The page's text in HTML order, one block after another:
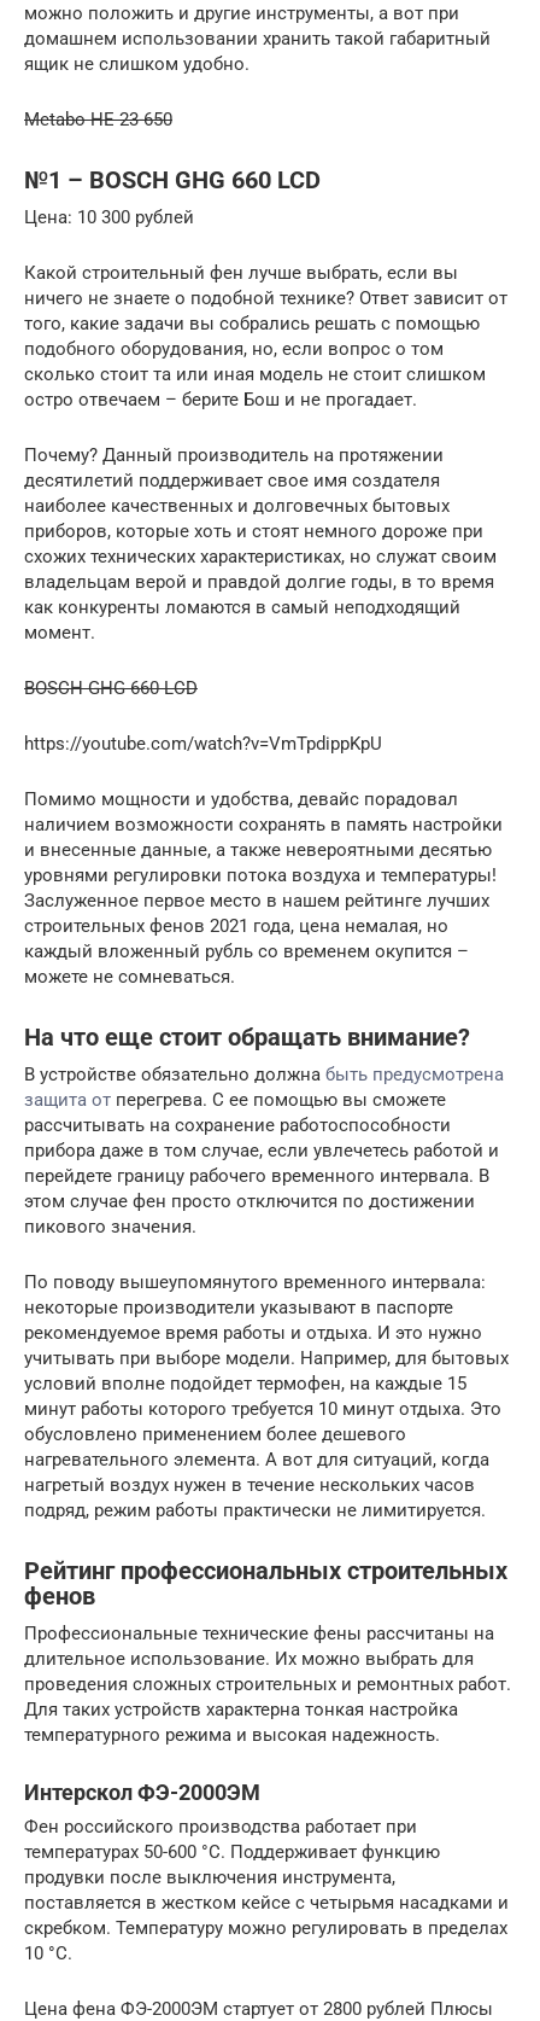
можно положить и другие инструменты, а вот при
домашнем использовании хранить такой габаритный
ящик не слишком удобно.
Metabo HE 23-650
№1 – BOSCH GHG 660 LCD
Цена: 10 300 рублей
Какой строительный фен лучше выбрать, если вы
ничего не знаете о подобной технике? Ответ зависит от
того, какие задачи вы собрались решать с помощью
подобного оборудования, но, если вопрос о том
сколько стоит та или иная модель не стоит слишком
остро отвечаем – берите Бош и не прогадает.
Почему? Данный производитель на протяжении
десятилетий поддерживает свое имя создателя
наиболее качественных и долговечных бытовых
приборов, которые хоть и стоят немного дороже при
схожих технических характеристиках, но служат своим
владельцам верой и правдой долгие годы, в то время
как конкуренты ломаются в самый неподходящий
момент.
BOSCH GHG 660 LCD
https://youtube.com/watch?v=VmTpdippKpU
Помимо мощности и удобства, девайс порадовал
наличием возможности сохранять в память настройки
и внесенные данные, а также невероятными десятью
уровнями регулировки потока воздуха и температуры!
Заслуженное первое место в нашем рейтинге лучших
строительных фенов 2021 года, цена немалая, но
каждый вложенный рубль со временем окупится –
можете не сомневаться.
На что еще стоит обращать внимание?
В устройстве обязательно должна быть предусмотрена
защита от перегрева. С ее помощью вы сможете
рассчитывать на сохранение работоспособности
прибора даже в том случае, если увлечетесь работой и
перейдете границу рабочего временного интервала. В
этом случае фен просто отключится по достижении
пикового значения.
По поводу вышеупомянутого временного интервала:
некоторые производители указывают в паспорте
рекомендуемое время работы и отдыха. И это нужно
учитывать при выборе модели. Например, для бытовых
условий вполне подойдет термофен, на каждые 15
минут работы которого требуется 10 минут отдыха. Это
обусловлено применением более дешевого
нагревательного элемента. А вот для ситуаций, когда
нагретый воздух нужен в течение нескольких часов
подряд, режим работы практически не лимитируется.
Рейтинг профессиональных строительных
фенов
Профессиональные технические фены рассчитаны на
длительное использование. Их можно выбрать для
проведения сложных строительных и ремонтных работ.
Для таких устройств характерна тонкая настройка
температурного режима и высокая надежность.
Интерскол ФЭ-2000ЭМ
Фен российского производства работает при
температурах 50-600 °С. Поддерживает функцию
продувки после выключения инструмента,
поставляется в жестком кейсе с четырьмя насадками и
скребком. Температуру можно регулировать в пределах
10 °С.
Цена фена ФЭ-2000ЭМ стартует от 2800 рублей Плюсы